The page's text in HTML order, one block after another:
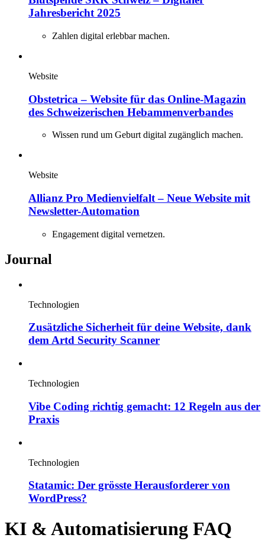
Jahresbericht 2025
Zahlen digital erlebbar machen.
Website
Obstetrica – Website für das Online-Magazin
des Schweizerischen Hebammenverbandes
Wissen rund um Geburt digital zugänglich machen.
Website
Allianz Pro Medienvielfalt – Neue Website mit
Newsletter-Automation
Engagement digital vernetzen.
Journal
Technologien
Zusätzliche Sicherheit für deine Website, dank
dem Artd Security Scanner
Technologien
Vibe Coding richtig gemacht: 12 Regeln aus der
Praxis
Technologien
Statamic: Der grösste Herausforderer von
WordPress?
KI & Automatisierung FAQ